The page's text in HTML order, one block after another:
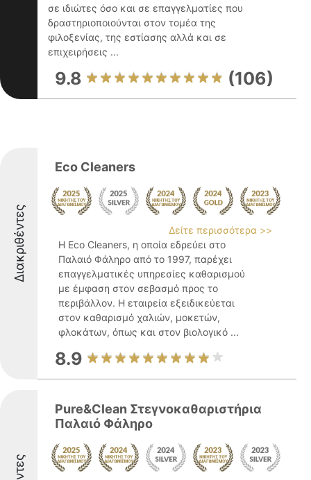
σε ιδιώτες όσο και σε επαγγελματίες που
δραστηριοποιούνται στον τομέα της
φιλοξενίας, της εστίασης αλλά και σε
επιχειρήσεις ...
9.8 (106)
Διακριθέντες
Eco Cleaners
Δείτε περισσότερα >>
Η Eco Cleaners, η οποία εδρεύει στο
Παλαιό Φάληρο από το 1997, παρέχει
επαγγελματικές υπηρεσίες καθαρισμού
με έμφαση στον σεβασμό προς το
περιβάλλον. Η εταιρεία εξειδικεύεται
στον καθαρισμό χαλιών, μοκετών,
φλοκάτων, όπως και στον βιολογικό ...
8.9
Pure&Clean Στεγνοκαθαριστήρια
Παλαιό Φάληρο